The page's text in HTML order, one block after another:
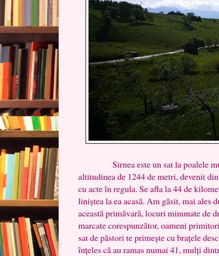
Sirnea este un sat la poalele
altitudinea de 1244 de metri, devenit
cu acte în regula. Se afla la 44 de
liniștea la ea acasă. Am găsit, mai ales
această primăvară, locuri minunate de
marcate corespunzător, oameni
sat de păstori te primește cu brațele
înțeles că au ramas numai 41, mulți